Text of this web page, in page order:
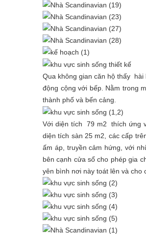
Qua không gian căn hộ thấy
động cộng với bếp. Nằm trong
thành phố và bến cảng.
Với diện tích 79 m2 thích ứng
diện tích sàn 25 m2, các cấp
ấm áp, truyền cảm hứng, với
bên cạnh cửa sổ cho phép gia
yên bình nơi này toát lên và cho